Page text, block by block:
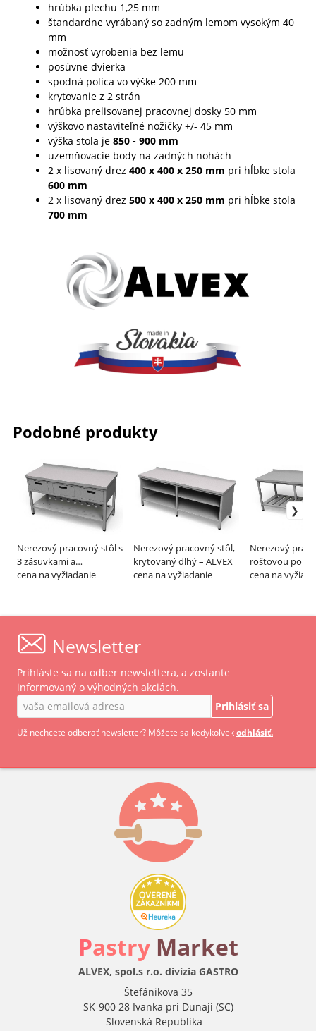
hrúbka plechu 1,25 mm
štandardne vyrábaný so zadným lemom vysokým 40
mm
možnosť vyrobenia bez lemu
posúvne dvierka
spodná polica vo výške 200 mm
krytovanie z 2 strán
hrúbka prelisovanej pracovnej dosky 50 mm
výškovo nastaviteľné nožičky +/- 45 mm
výška stola je 850 - 900 mm
uzemňovacie body na zadných nohách
2 x lisovaný drez 400 x 400 x 250 mm pri hĺbke stola
600 mm
2 x lisovaný drez 500 x 400 x 250 mm pri hĺbke stola
700 mm
Podobné produkty
Nerezový pracovný stôl s
3 zásuvkami a
dierovanou policou –
cena na vyžiadanie
Nerezový pracovný stôl,
krytovaný dlhý – ALVEX
cena na vyžiadanie
Nerezový
roštovou
ALVEX
cena na
Newsletter
Prihláste sa na odber newslettera, a zostante
informovaný o výhodných akciách.
Prihlásiť sa
Už nechcete odberať newsletter? Môžete sa kedykoľvekodhlásiť.
Pastry Market
ALVEX, spol.s r.o. divízia GASTRO
Štefánikova 35
SK-900 28 Ivanka pri Dunaji (SC)
Slovenská Republika